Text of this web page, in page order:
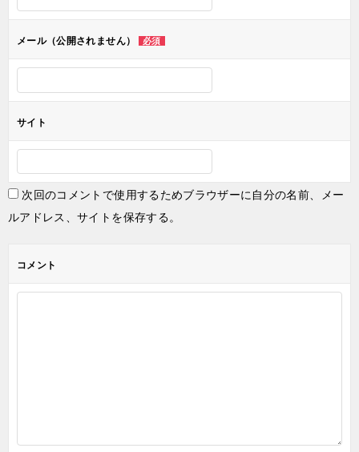
ン
メール（公開されません） 必須
サイト
次回のコメントで使用するためブラウザーに自分の名前、メー
ルアドレス、サイトを保存する。
コメント